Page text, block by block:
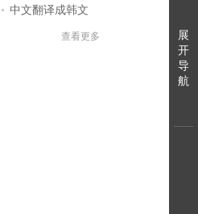
中文翻译成韩文
查看更多
展
开
导
航